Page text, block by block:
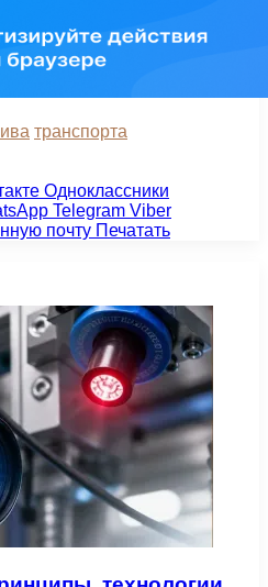
транспорта
Одноклассники
Telegram Viber
почту Печатать